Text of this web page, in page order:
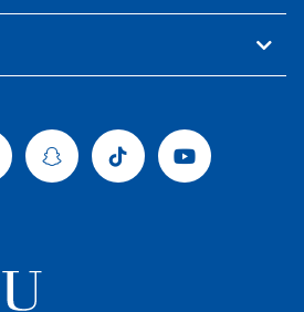
SnapchatTiktok Youtube